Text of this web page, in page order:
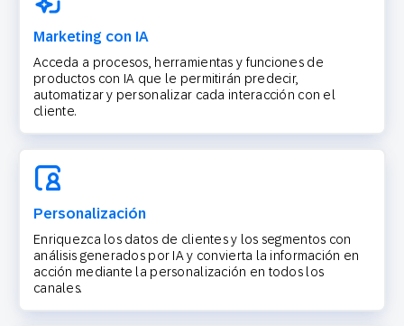
Marketing con IA
Acceda a procesos, herramientas y funciones de
productos con IA que le permitirán predecir,
automatizar y personalizar cada interacción con el
cliente.
Personalización
Enriquezca los datos de clientes y los segmentos con
análisis generados por IA y convierta la información en
acción mediante la personalización en todos los
canales.